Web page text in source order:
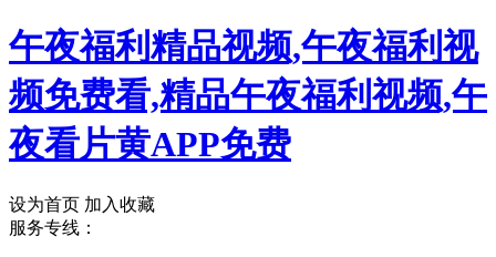
午夜福利精品视频,午夜福利视
频免费看,精品午夜福利视频,午
夜看片黄APP免费
设为首页 加入收藏
服务专线：